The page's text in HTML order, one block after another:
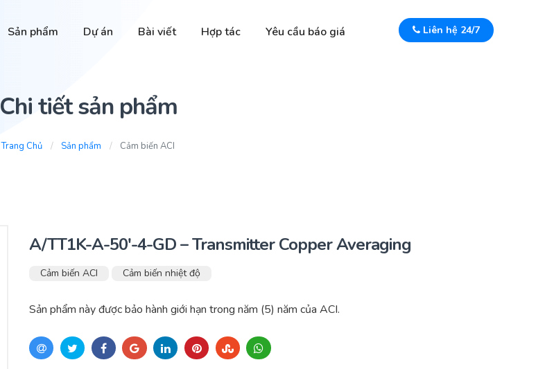
Sản phẩm Dự án Bài viết Hợp tác Yêu cầu báo giá Liên hệ 24/7
Chi tiết sản phẩm
Trang Chủ Sản phẩm Cảm biến ACI
A/TT1K-A-50′-4-GD – Transmitter Copper Averaging
Cảm biến ACI Cảm biến nhiệt độ
Sản phẩm này được bảo hành giới hạn trong năm (5) năm của ACI.